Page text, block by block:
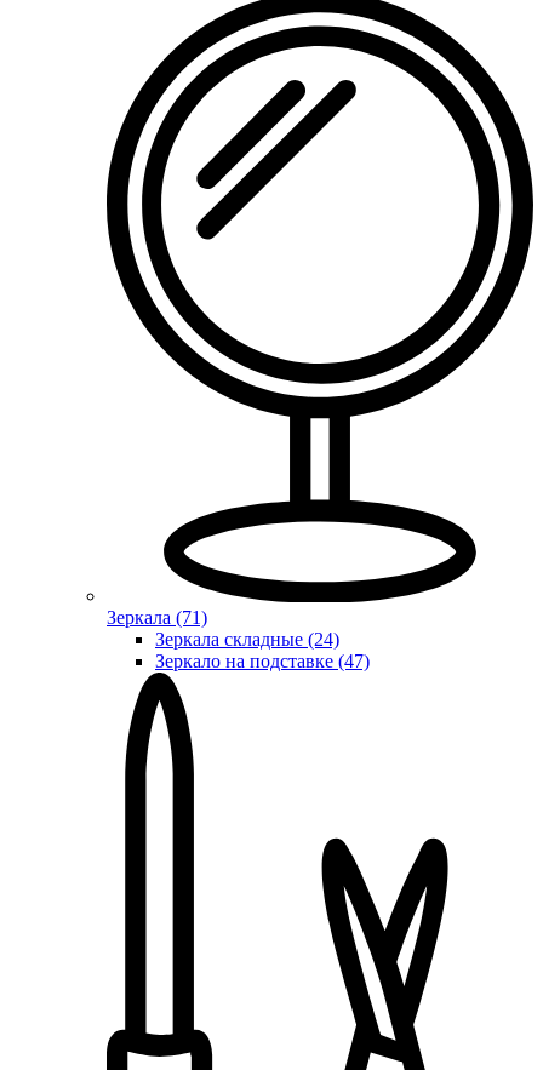
Зеркала (71)
Зеркала складные (24)
Зеркало на подставке (47)